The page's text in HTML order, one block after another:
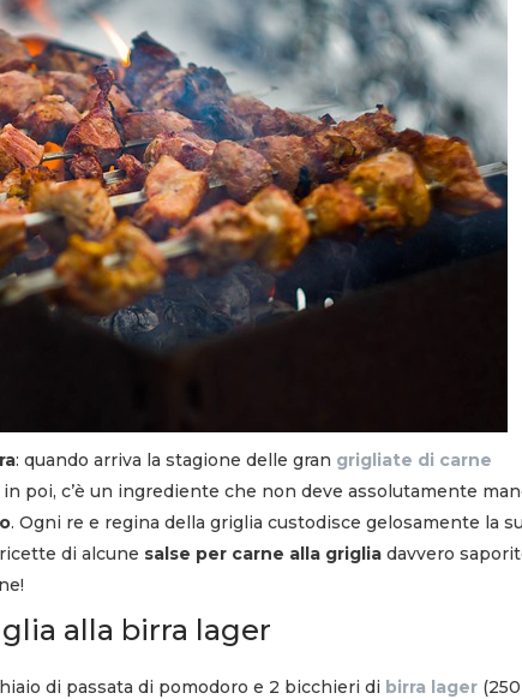
: quando arriva la stagione delle gran grigliate di carne
in poi, c’è un ingrediente che non deve assolutamente
. Ogni re e regina della griglia custodisce gelosamente la
di alcune salse per carne alla griglia davvero
alla birra lager
di passata di pomodoro e 2 bicchieri di birra lager